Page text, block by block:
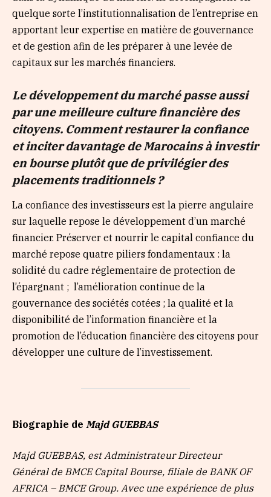
quelque sorte l’institutionnalisation de l’entreprise en
apportant leur expertise en matière de gouvernance
et de gestion afin de les préparer à une levée de
capitaux sur les marchés financiers.
Le développement du marché passe aussi
par une meilleure culture financière des
citoyens. Comment restaurer la confiance
et inciter davantage de Marocains à investir
en bourse plutôt que de privilégier des
placements traditionnels ?
La confiance des investisseurs est la pierre angulaire
sur laquelle repose le développement d’un marché
financier. Préserver et nourrir le capital confiance du
marché repose quatre piliers fondamentaux : la
solidité du cadre réglementaire de protection de
l’épargnant ; l’amélioration continue de la
gouvernance des sociétés cotées ; la qualité et la
disponibilité de l’information financière et la
promotion de l’éducation financière des citoyens pour
développer une culture de l’investissement.
Biographie de Majd GUEBBAS
Majd GUEBBAS, est Administrateur Directeur
Général de BMCE Capital Bourse, filiale de BANK OF
AFRICA – BMCE Group. Avec une expérience de plus